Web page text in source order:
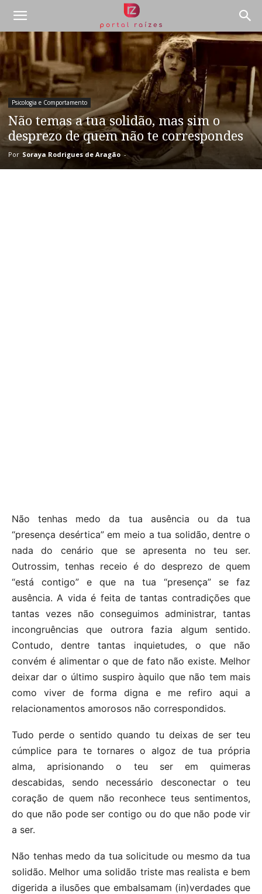
Psicologia e Comportamento
Não temas a tua solidão, mas sim o
desprezo de quem não te correspondes
Por Soraya Rodrigues de Aragão -
Não tenhas medo da tua ausência ou da tua
“presença desértica” em meio a tua solidão, dentre o
nada do cenário que se apresenta no teu ser.
Outrossim, tenhas receio é do desprezo de quem
“está contigo” e que na tua “presença” se faz
ausência. A vida é feita de tantas contradições que
tantas vezes não conseguimos administrar, tantas
incongruências que outrora fazia algum sentido.
Contudo, dentre tantas inquietudes, o que não
convém é alimentar o que de fato não existe. Melhor
deixar dar o último suspiro àquilo que não tem mais
como viver de forma digna e me refiro aqui a
relacionamentos amorosos não correspondidos.
Tudo perde o sentido quando tu deixas de ser teu
cúmplice para te tornares o algoz de tua própria
alma, aprisionando o teu ser em quimeras
descabidas, sendo necessário desconectar o teu
coração de quem não reconhece teus sentimentos,
do que não pode ser contigo ou do que não pode vir
a ser.
Não tenhas medo da tua solicitude ou mesmo da tua
solidão. Melhor uma solidão triste mas realista e bem
digerida a ilusões que embalsamam (in)verdades que